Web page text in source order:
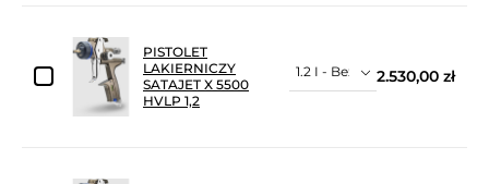
PISTOLET
LAKIERNICZY
SATAJET X 5500
HVLP 1,2
2.530,00 zł